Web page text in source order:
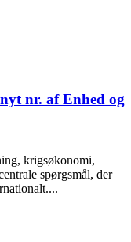
nr. af Enhed og
krigsøkonomi,
spørgsmål, der